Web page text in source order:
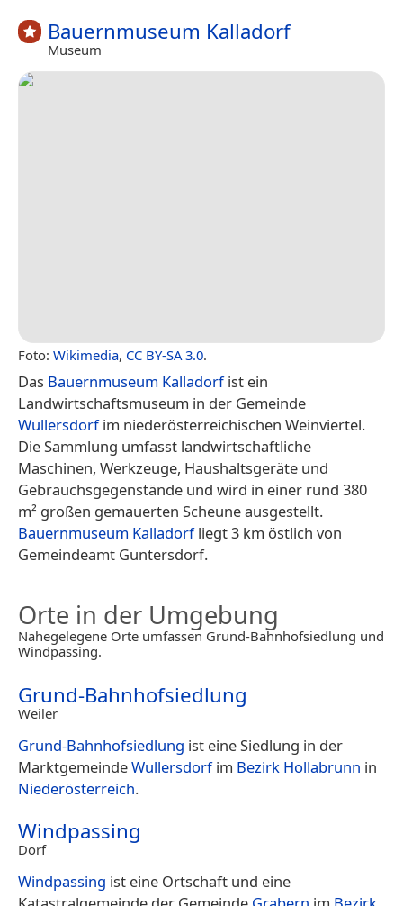
Bauernmuseum Kalladorf
Museum
Foto: Wikimedia, CC BY-SA 3.0.
Das Bauernmuseum Kalladorfist ein
Landwirtschaftsmuseum in der Gemeinde
Wullersdorfim niederösterreichischen Weinviertel.
Die Sammlung umfasst landwirtschaftliche
Maschinen, Werkzeuge, Haushaltsgeräte und
Gebrauchsgegenstände und wird in einer rund 380
m² großen gemauerten Scheune ausgestellt.
Bauernmuseum Kalladorfliegt 3 km östlich von
Gemeindeamt Guntersdorf.
Orte in der Umgebung
Nahegelegene Orte umfassen Grund-Bahnhofsiedlung und
Windpassing.
Grund-Bahnhofsiedlung
Weiler
Grund-Bahnhofsiedlung ist eine Siedlung in der
MarktgemeindeWullersdorfim Bezirk Hollabrunn in
Niederösterreich.
Windpassing
Dorf
Windpassing ist eine Ortschaft und eine